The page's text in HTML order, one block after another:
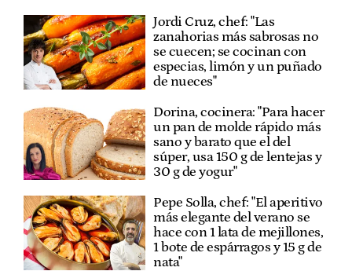
Jordi Cruz, chef: "Las
zanahorias más sabrosas no
se cuecen; se cocinan con
especias, limón y un puñado
de nueces"
Dorina, cocinera: "Para hacer
un pan de molde rápido más
sano y barato que el del
súper, usa 150 g de lentejas y
30 g de yogur"
Pepe Solla, chef: "El aperitivo
más elegante del verano se
hace con 1 lata de mejillones,
1 bote de espárragos y 15 g de
nata"